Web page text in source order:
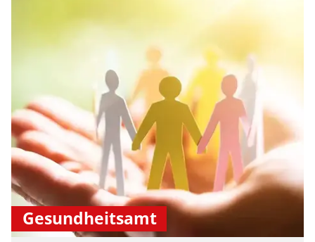
Gesundheitsamt